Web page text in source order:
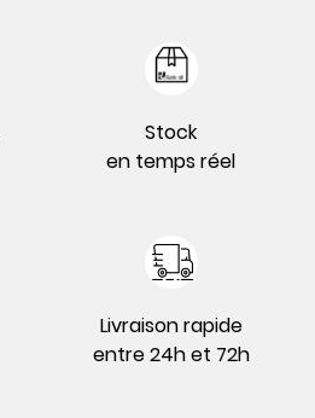
Stock
en temps réel
Livraison rapide
entre 24h et 72h